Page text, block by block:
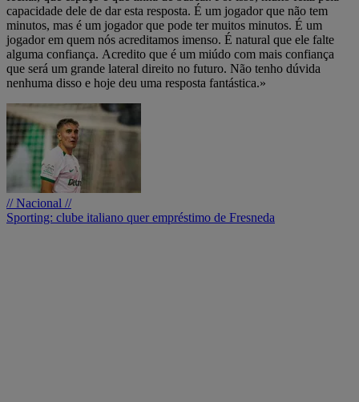
capacidade dele de dar esta resposta. É um jogador que não tem
minutos, mas é um jogador que pode ter muitos minutos. É um
jogador em quem nós acreditamos imenso. É natural que ele falte
alguma confiança. Acredito que é um miúdo com mais confiança
que será um grande lateral direito no futuro. Não tenho dúvida
nenhuma disso e hoje deu uma resposta fantástica.»
// Nacional //
Sporting: clube italiano quer empréstimo de Fresneda